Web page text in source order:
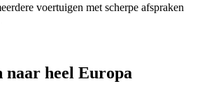
voertuigen met scherpe afspraken
heel Europa